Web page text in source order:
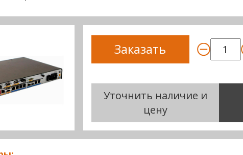
Заказать
Уточнить наличие и
цену